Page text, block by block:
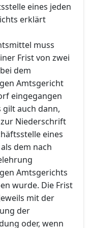
eines jeden
erklärt
muss
Frist von zwei
dem
Amtsgericht
eingegangen
gilt auch dann,
Niederschrift
eines
dem nach
Amtsgerichts
wurde. Die Frist
mit der
der
oder, wenn